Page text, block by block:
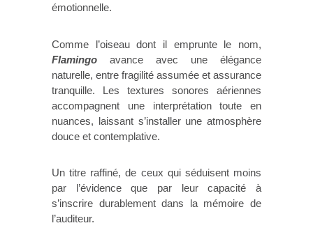
émotionnelle.
Comme l’oiseau dont il emprunte le nom,
Flamingo avance avec une élégance
naturelle, entre fragilité assumée et assurance
tranquille. Les textures sonores aériennes
accompagnent une interprétation toute en
nuances, laissant s’installer une atmosphère
douce et contemplative.
Un titre raffiné, de ceux qui séduisent moins
par l’évidence que par leur capacité à
s’inscrire durablement dans la mémoire de
l’auditeur.